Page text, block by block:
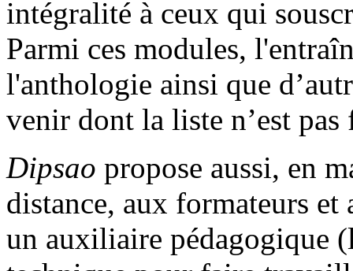
intégralité à ceux qui
Parmi ces modules,
l'anthologie ainsi que
venir dont la liste n’est pas
Dipsao propose aussi, en
distance, aux formateurs
un auxiliaire pédagogique